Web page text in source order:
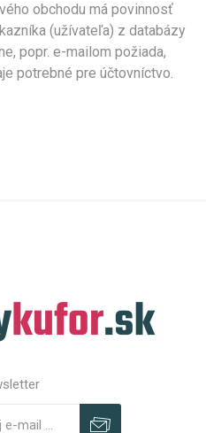
obchodu má povinnosť
(užívateľa) z databázy
popr. e-mailom požiada,
potrebné pre účtovníctvo.